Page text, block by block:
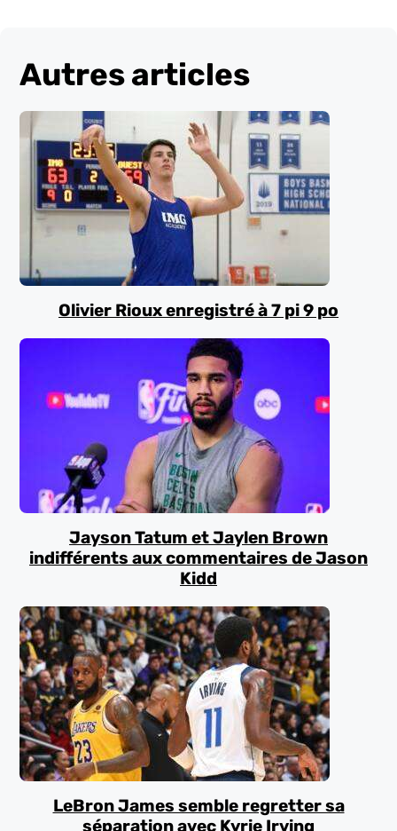
Autres articles
Olivier Rioux enregistré à 7 pi 9 po
Jayson Tatum et Jaylen Brown
indifférents aux commentaires de Jason
Kidd
LeBron James semble regretter sa
séparation avec Kyrie Irving